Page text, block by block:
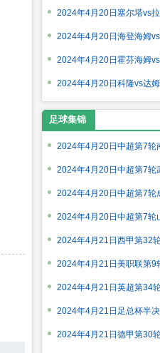
2024年4月20日塞尔塔vs拉斯帕
2024年4月20日海登海姆vsRB莱
2024年4月20日霍芬海姆vs门
2024年4月20日科隆vs达姆施塔
足球集锦
2024年4月20日中超第7轮南通
2024年4月20日中超第7轮武汉
2024年4月20日中超第7轮成都
2024年4月20日中超第7轮山东
2024年4月21日西甲第32轮瓦
2024年4月21日美职联第9轮迈阿
2024年4月21日英超第34
2024年4月21日足总杯半决
2024年4月21日德甲第30轮柏林